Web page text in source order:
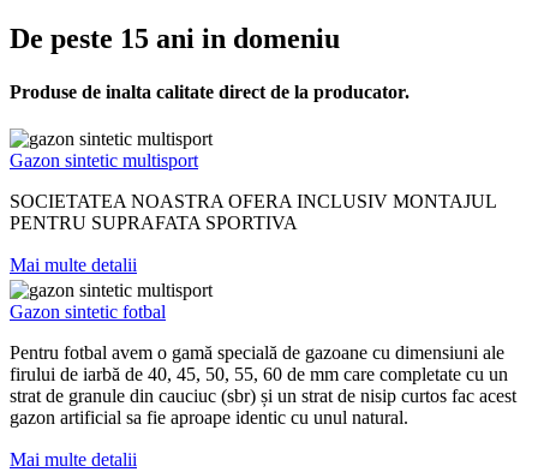
De peste 15 ani in domeniu
Produse de inalta calitate direct de la producator.
Gazon sintetic multisport​
SOCIETATEA NOASTRA OFERA INCLUSIV MONTAJUL
PENTRU SUPRAFATA SPORTIVA
Mai multe detalii
Gazon sintetic fotbal
Pentru fotbal avem o gamă specială de gazoane cu dimensiuni ale
firului de iarbă de 40, 45, 50, 55, 60 de mm care completate cu un
strat de granule din cauciuc (sbr) și un strat de nisip curtos fac acest
gazon artificial sa fie aproape identic cu unul natural.
Mai multe detalii